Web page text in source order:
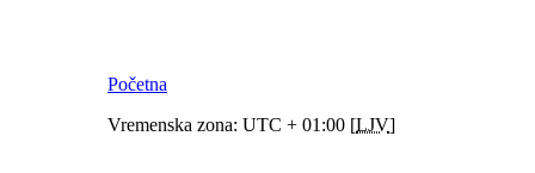
Početna
Vremenska zona: UTC + 01:00 [LJV]